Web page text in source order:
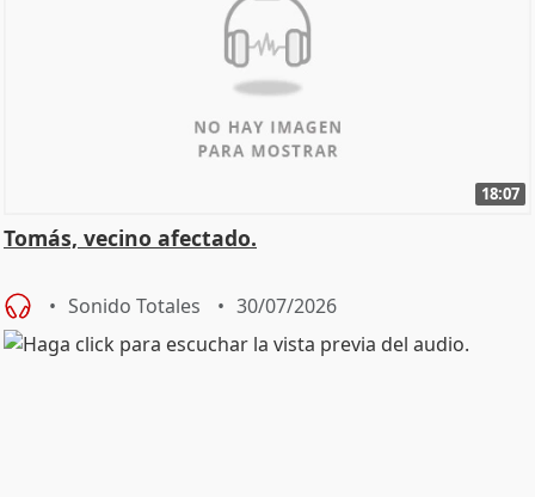
18:07
Tomás, vecino afectado.
Sonido Totales 30/07/2026